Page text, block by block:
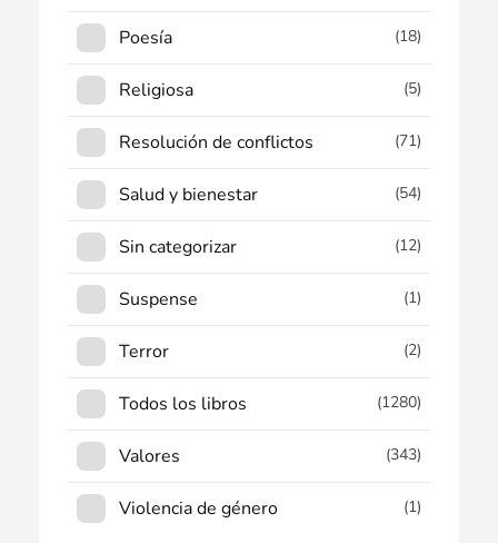
Poesía (18)
Religiosa (5)
Resolución de conflictos (71)
Salud y bienestar (54)
Sin categorizar (12)
Suspense (1)
Terror (2)
Todos los libros (1280)
Valores (343)
Violencia de género (1)